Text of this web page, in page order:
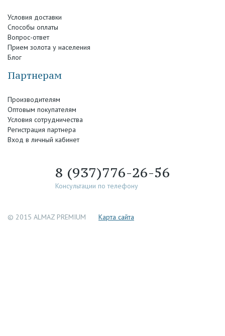
Условия доставки
Способы оплаты
Вопрос-ответ
Прием золота у населения
Блог
Партнерам
Производителям
Оптовым покупателям
Условия сотрудничества
Регистрация партнера
Вход в личный кабинет
8 (937)776-26-56
Консультации по телефону
© 2015 ALMAZ PREMIUM Каpта сайта